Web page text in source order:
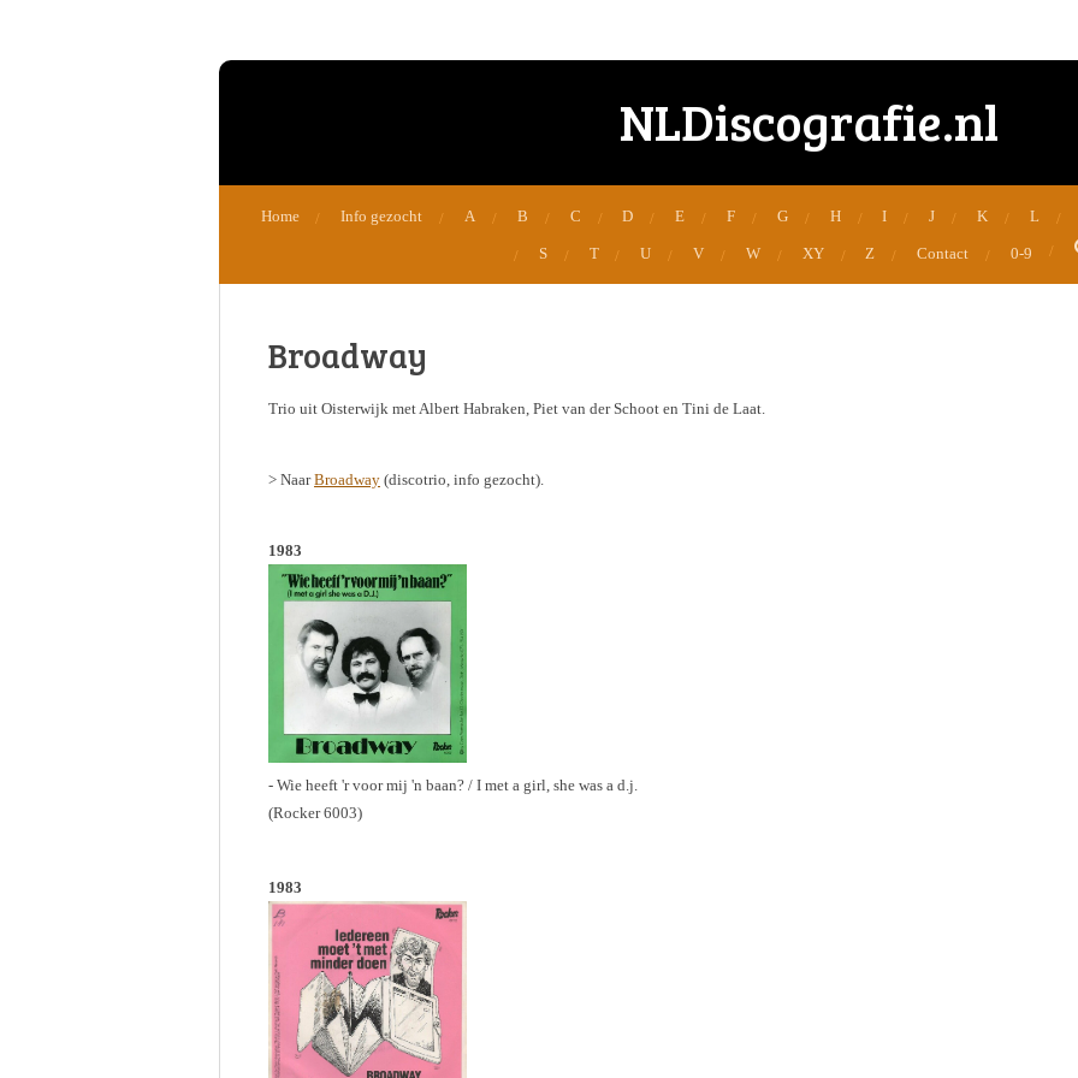
NLDiscografie.nl
Home Info gezocht A B C D E F G H I J K L
S T U V W XY Z Contact 0-9
Broadway
Trio uit Oisterwijk met Albert Habraken, Piet van der Schoot en Tini de Laat.
> NaarBroadway (discotrio, info gezocht).
1983
- Wie heeft 'r voor mij 'n baan? / I met a girl, she was a d.j.
(Rocker 6003)
1983